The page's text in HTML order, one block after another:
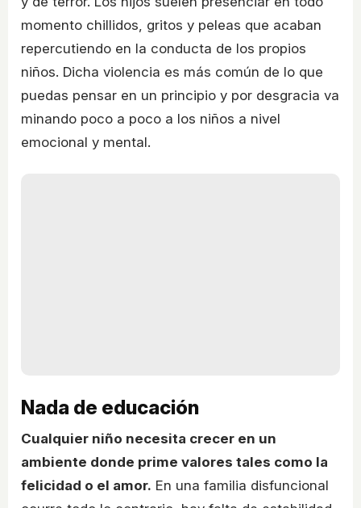
momento chillidos, gritos y peleas que acaban
repercutiendo en la conducta de los propios
niños. Dicha violencia es más común de lo que
puedas pensar en un principio y por desgracia va
minando poco a poco a los niños a nivel
emocional y mental.
Nada de educación
Cualquier niño necesita crecer en un
ambiente donde prime valores tales como la
felicidad o el amor. En una familia disfuncional